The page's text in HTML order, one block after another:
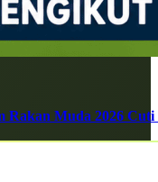
Rakan Muda 2026